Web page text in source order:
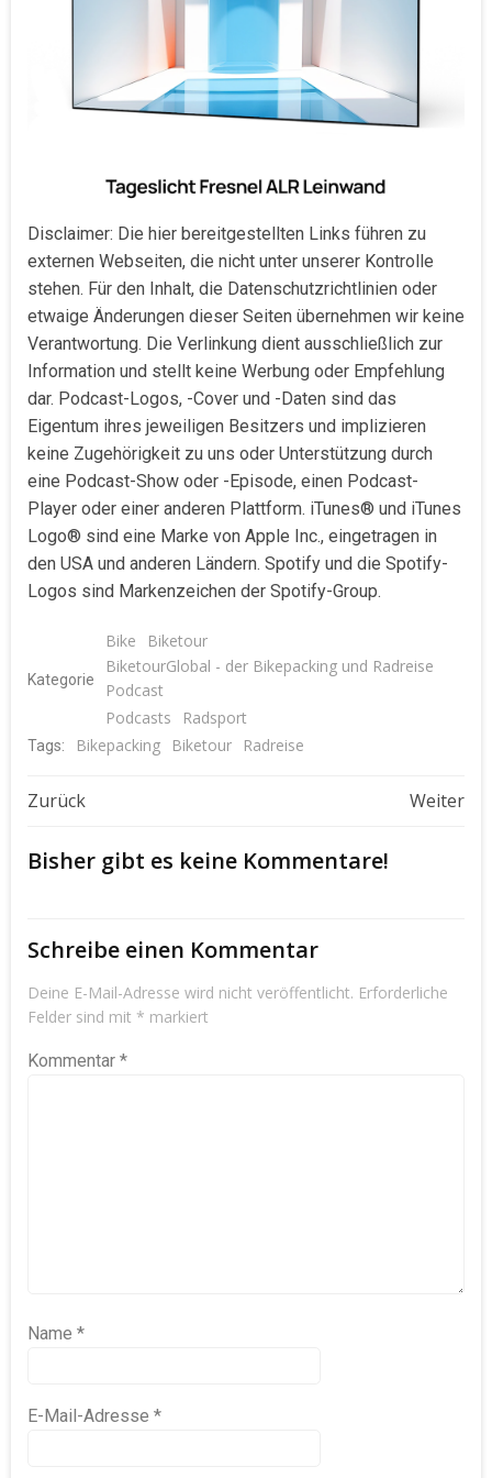
Disclaimer: Die hier bereitgestellten Links führen zu
externen Webseiten, die nicht unter unserer Kontrolle
stehen. Für den Inhalt, die Datenschutzrichtlinien oder
etwaige Änderungen dieser Seiten übernehmen wir keine
Verantwortung. Die Verlinkung dient ausschließlich zur
Information und stellt keine Werbung oder Empfehlung
dar. Podcast-Logos, -Cover und -Daten sind das
Eigentum ihres jeweiligen Besitzers und implizieren
keine Zugehörigkeit zu uns oder Unterstützung durch
eine Podcast-Show oder -Episode, einen Podcast-
Player oder einer anderen Plattform. iTunes® und iTunes
Logo® sind eine Marke von Apple Inc., eingetragen in
den USA und anderen Ländern. Spotify und die Spotify-
Logos sind Markenzeichen der Spotify-Group.
Kategorie
Bike
Biketour
BiketourGlobal - der Bikepacking und Radreise
Podcast
Podcasts
Radsport
Tags: Bikepacking Biketour Radreise
Beitragsnavigation
Zurück Weiter
Bisher gibt es keine Kommentare!
Schreibe einen Kommentar
Deine E-Mail-Adresse wird nicht veröffentlicht. Erforderliche
Felder sind mit * markiert
Kommentar *
Name *
E-Mail-Adresse *